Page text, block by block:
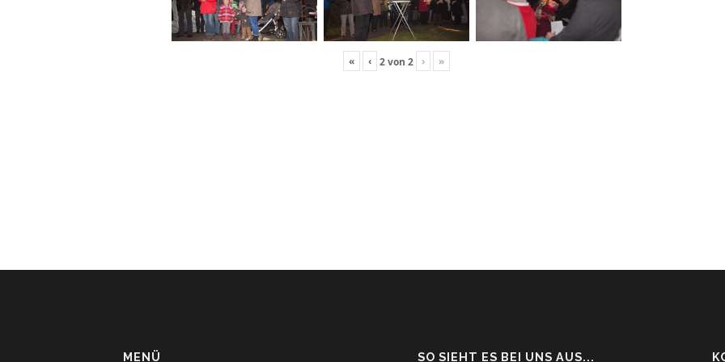
« ‹ 2von 2 › »
MENÜ SO SIEHT ES BEI UNS AUS...